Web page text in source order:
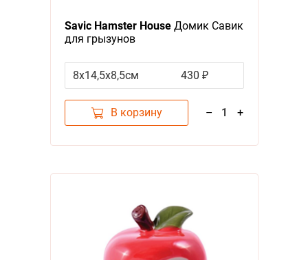
Savic Hamster HouseДомик Савик
для грызунов
8х14,5х8,5см 430 ₽
В корзину – 1 +
Фильтры